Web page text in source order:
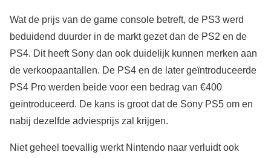
Wat de prijs van de game console betreft, de PS3 werd
beduidend duurder in de markt gezet dan de PS2 en de
PS4. Dit heeft Sony dan ook duidelijk kunnen merken aan
de verkoopaantallen. De PS4 en de later geïntroduceerde
PS4 Pro werden beide voor een bedrag van €400
geïntroduceerd. De kans is groot dat de Sony PS5 om en
nabij dezelfde adviesprijs zal krijgen.
Niet geheel toevallig werkt Nintendo naar verluidt ook